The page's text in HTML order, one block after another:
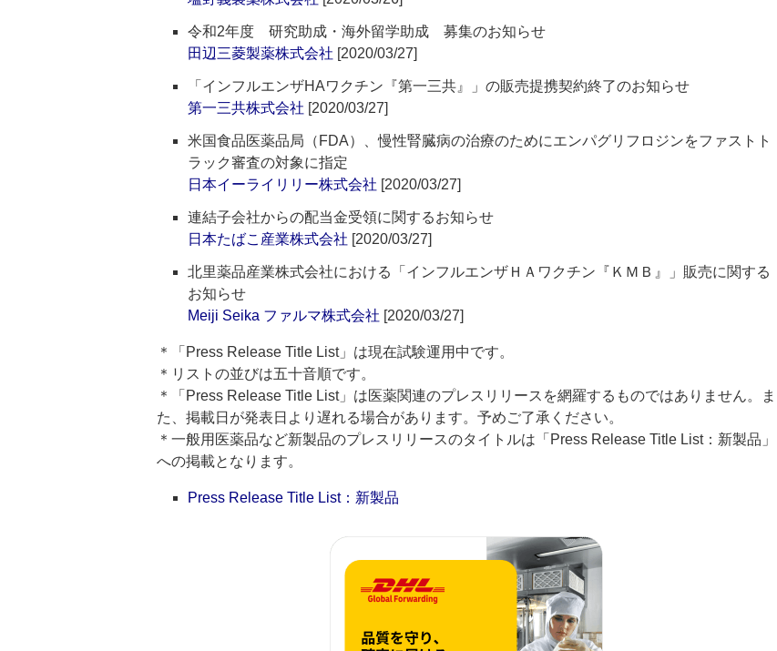
令和2年度 研究助成・海外留学助成 募集のお知らせ
田辺三菱製薬株式会社 [2020/03/27]
「インフルエンザHAワクチン『第一三共』」の販売提携契約終了のお知らせ
第一三共株式会社 [2020/03/27]
米国食品医薬品局（FDA）、慢性腎臓病の治療のためにエンパグリフロジンをファストト
ラック審査の対象に指定
日本イーライリリー株式会社 [2020/03/27]
連結子会社からの配当金受領に関するお知らせ
日本たばこ産業株式会社 [2020/03/27]
北里薬品産業株式会社における「インフルエンザＨＡワクチン『ＫＭＢ』」販売に関する
お知らせ
Meiji Seika ファルマ株式会社 [2020/03/27]
＊「Press Release Title List」は現在試験運用中です。
＊リストの並びは五十音順です。
＊「Press Release Title List」は医薬関連のプレスリリースを網羅するものではありません。ま
た、掲載日が発表日より遅れる場合があります。予めご了承ください。
＊一般用医薬品など新製品のプレスリリースのタイトルは「Press Release Title List：新製品」
への掲載となります。
Press Release Title List：新製品